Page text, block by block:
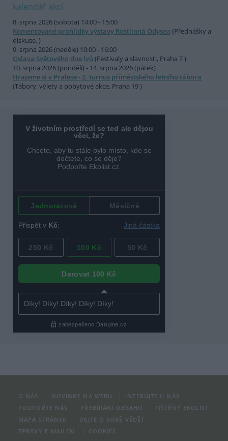
kalendář akcí
8. srpna 2026 (sobota) 14:00 - 15:00
Komentované prohlídky výstavy Rostlinná Odysea (Přednášky a
diskuse, )
9. srpna 2026 (neděle) 10:00 - 16:00
Oslava Světového dne lvů (Festivaly a slavnosti, Praha 7 )
10. srpna 2026 (pondělí) - 14. srpna 2026 (pátek)
Hrajeme si v Pralese - 2. turnus příměstského letního tábora
(Tábory, výlety a pobytové akce, Praha 19 )
O NÁS NOVINKY NA WEBU
INZERUJTE U NÁS
PODPOŘTE NÁS
PŘEBÍRÁNÍ OBSAHU
TIŠTĚNÝ EKOLIST
MAPA STRÁNEK
DEJTE O SOBĚ VĚDĚT
ZPRÁVY E-MAILEM
COOKIES